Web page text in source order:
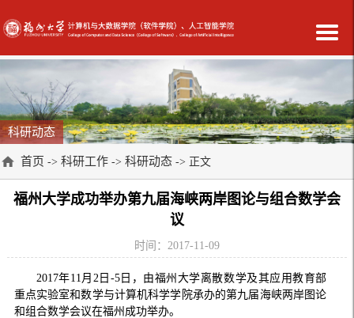
科研动态
首页 -> 科研工作 -> 科研动态 -> 正文
福州大学成功举办第九届海峡两岸图论与组合数学会
议
时间：2017-11-09
2017年11 月 2 日 -5日，由福州大学离散数学及其应用教育部
重点实验室和数学与计算机科学学院承办的第九届海峡两岸图论
和组合数学会议在福州成功举办。